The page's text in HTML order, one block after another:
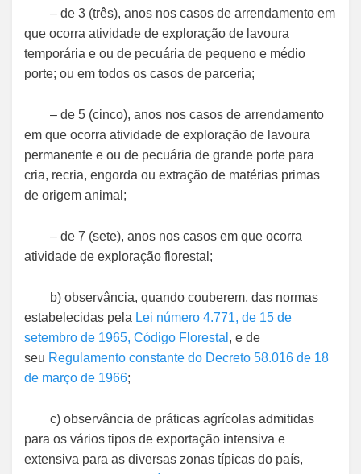
– de 3 (três), anos nos casos de arrendamento em
que ocorra atividade de exploração de lavoura
temporária e ou de pecuária de pequeno e médio
porte; ou em todos os casos de parceria;
– de 5 (cinco), anos nos casos de arrendamento
em que ocorra atividade de exploração de lavoura
permanente e ou de pecuária de grande porte para
cria, recria, engorda ou extração de matérias primas
de origem animal;
– de 7 (sete), anos nos casos em que ocorra
atividade de exploração florestal;
b) observância, quando couberem, das normas
estabelecidas pela Lei número 4.771, de 15 de
setembro de 1965, Código Florestal , e de
seu Regulamento constante do Decreto 58.016 de 18
de março de 1966;
c) observância de práticas agrícolas admitidas
para os vários tipos de exportação intensiva e
extensiva para as diversas zonas típicas do país,